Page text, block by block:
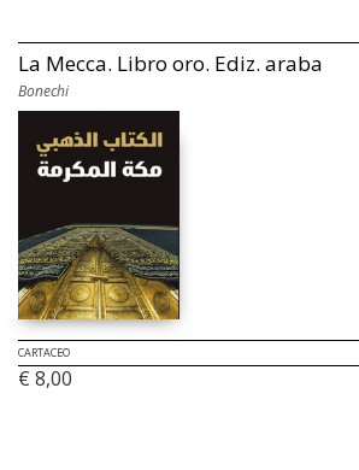
La Mecca. Libro oro. Ediz. araba
Bonechi
CARTACEO
€ 8,00